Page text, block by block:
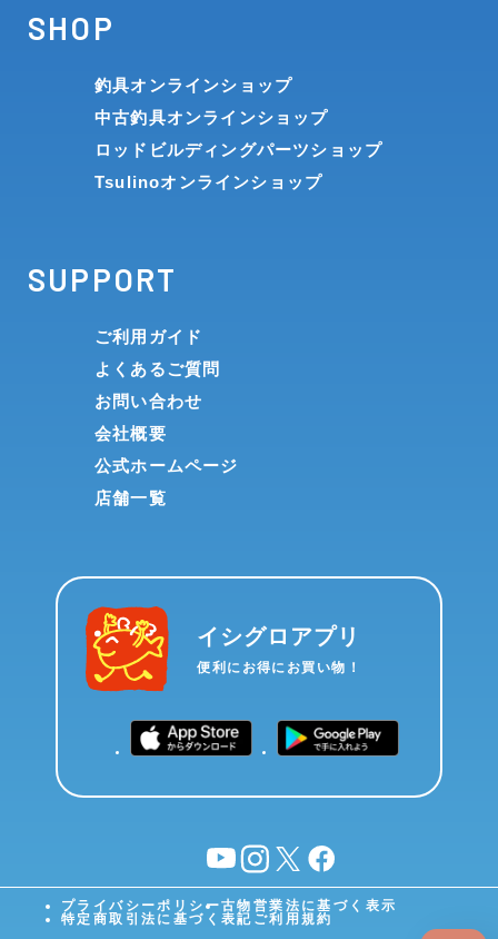
SHOP
釣具オンラインショップ
中古釣具オンラインショップ
ロッドビルディングパーツショップ
Tsulinoオンラインショップ
SUPPORT
ご利用ガイド
よくあるご質問
お問い合わせ
会社概要
公式ホームページ
店舗一覧
イシグロアプリ
便利にお得にお買い物！
YouTubeinstagram
X facebook
プライバシーポリシー古物営業法に基づく表示
特定商取引法に基づく表記 ご利用規約